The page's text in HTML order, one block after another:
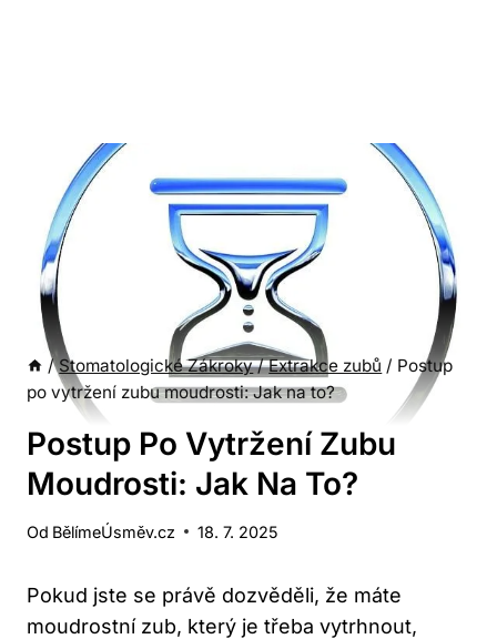
/ Stomatologické Zákroky / Extrakce zubů / Postup
po vytržení zubu moudrosti: Jak na to?
Postup Po Vytržení Zubu
Moudrosti: Jak Na To?
Od BělímeÚsměv.cz 18. 7. 2025
Pokud jste se právě dozvěděli, že máte
moudrostní zub, který je třeba vytrhnout,